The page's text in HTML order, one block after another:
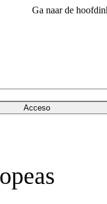
Ga naar de
Acceso